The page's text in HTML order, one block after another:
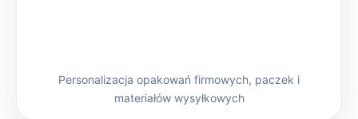
Personalizacja opakowań firmowych, paczek i
materiałów wysyłkowych